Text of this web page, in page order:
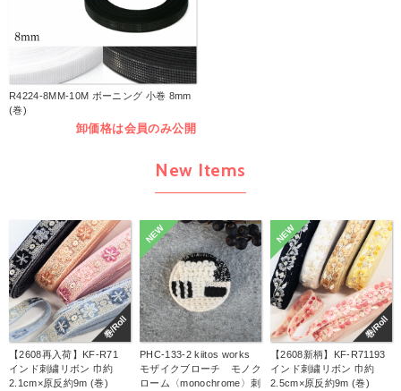
R4224-8MM-10M ボーニング 小巻 8mm
(巻)
卸価格は会員のみ公開
New Items
巻/Roll
【2608再入荷】KF-R71
インド刺繍リボン 巾約
2.1cm×原反約9m (巻)
NEW
PHC-133-2 kiitos works
モザイクブローチ モノク
ローム〈monochrome〉刺
巻/Roll
NEW
【2608新柄】KF-R71193
インド刺繍リボン 巾約
2.5cm×原反約9m (巻)